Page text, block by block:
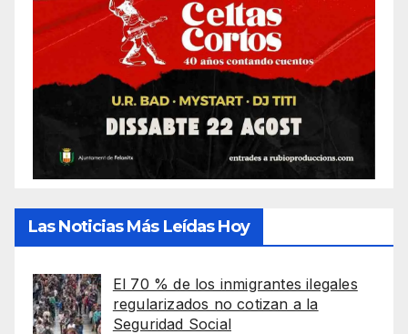
Las Noticias Más Leídas Hoy
El 70 % de los inmigrantes ilegales
regularizados no cotizan a la
Seguridad Social